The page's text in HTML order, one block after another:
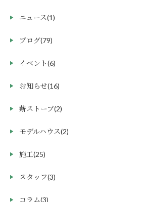
ニュース(1)
ブログ(79)
イベント(6)
お知らせ(16)
薪ストーブ(2)
モデルハウス(2)
施工(25)
スタッフ(3)
コラム(3)